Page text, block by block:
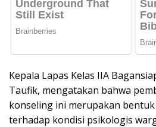
Kepala Lapas Kelas IIA
Taufik, mengatakan bahwa
konseling ini merupakan
terhadap kondisi psikologis